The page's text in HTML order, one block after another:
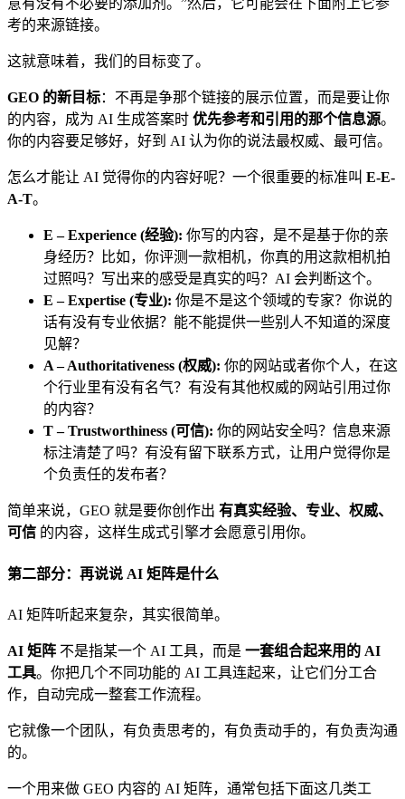
意有没有不必要的添加剂。”然后，它可能会在下面附上它参
考的来源链接。
这就意味着，我们的目标变了。
GEO 的新目标：不再是争那个链接的展示位置，而是要让你
的内容，成为 AI 生成答案时 优先参考和引用的那个信息源。
你的内容要足够好，好到 AI 认为你的说法最权威、最可信。
怎么才能让 AI 觉得你的内容好呢？一个很重要的标准叫 E-E-
A-T。
E – Experience (经验): 你写的内容，是不是基于你的亲
身经历？比如，你评测一款相机，你真的用这款相机拍
过照吗？写出来的感受是真实的吗？AI 会判断这个。
E – Expertise (专业): 你是不是这个领域的专家？你说的
话有没有专业依据？能不能提供一些别人不知道的深度
见解？
A – Authoritativeness (权威): 你的网站或者你个人，在这
个行业里有没有名气？有没有其他权威的网站引用过你
的内容？
T – Trustworthiness (可信): 你的网站安全吗？信息来源
标注清楚了吗？有没有留下联系方式，让用户觉得你是
个负责任的发布者？
简单来说，GEO 就是要你创作出 有真实经验、专业、权威、
可信 的内容，这样生成式引擎才会愿意引用你。
第二部分：再说说 AI 矩阵是什么
AI 矩阵听起来复杂，其实很简单。
AI 矩阵 不是指某一个 AI 工具，而是 一套组合起来用的 AI
工具。你把几个不同功能的 AI 工具连起来，让它们分工合
作，自动完成一整套工作流程。
它就像一个团队，有负责思考的，有负责动手的，有负责沟通
的。
一个用来做 GEO 内容的 AI 矩阵，通常包括下面这几类工